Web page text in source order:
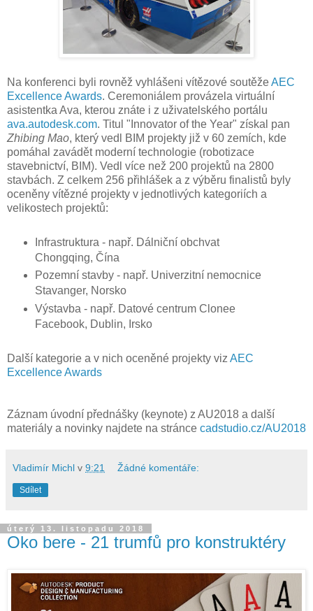
Na konferenci byli rovněž vyhlášeni vítězové soutěžeAEC
Excellence Awards. Ceremoniálem provázela virtuální
asistentka Ava, kterou znáte i z uživatelského portálu
ava.autodesk.com. Titul "Innovator of the Year" získal pan
Zhibing Mao, který vedl BIM projekty již v 60 zemích, kde
pomáhal zavádět moderní technologie (robotizace
stavebnictví, BIM). Vedl více než 200 projektů na 2800
stavbách. Z celkem 256 přihlášek a z výběru finalistů byly
oceněny vítězné projekty v jednotlivých kategoriích a
velikostech projektů:
Infrastruktura - např. Dálniční obchvat
Chongqing, Čína
Pozemní stavby - např. Univerzitní nemocnice
Stavanger, Norsko
Výstavba - např. Datové centrum Clonee
Facebook, Dublin, Irsko
Další kategorie a v nich oceněné projekty viz AEC
Excellence Awards
Záznam úvodní přednášky (keynote) z AU2018 a další
materiály a novinky najdete na stránce cadstudio.cz/AU2018
Vladimír Michl v 9:21 Žádné komentáře:
Sdílet
úterý 13. listopadu 2018
Oko bere - 21 trumfů pro konstruktéry